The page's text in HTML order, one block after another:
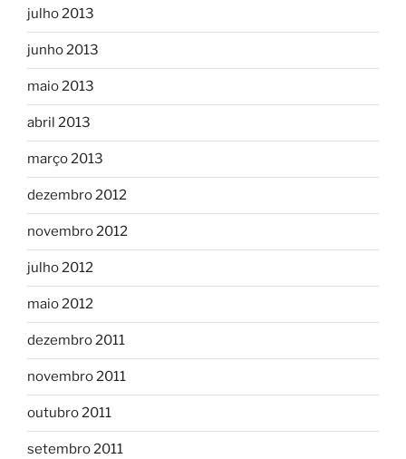
julho 2013
junho 2013
maio 2013
abril 2013
março 2013
dezembro 2012
novembro 2012
julho 2012
maio 2012
dezembro 2011
novembro 2011
outubro 2011
setembro 2011